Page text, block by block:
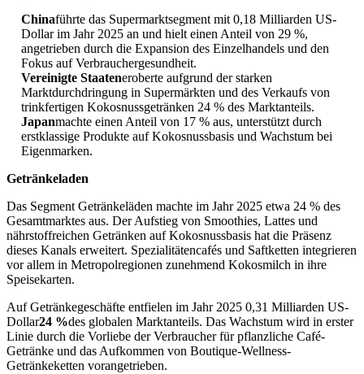
Chinaführte das Supermarktsegment mit 0,18 Milliarden US-
Dollar im Jahr 2025 an und hielt einen Anteil von 29 %,
angetrieben durch die Expansion des Einzelhandels und den
Fokus auf Verbrauchergesundheit.
Vereinigte Staateneroberte aufgrund der starken
Marktdurchdringung in Supermärkten und des Verkaufs von
trinkfertigen Kokosnussgetränken 24 % des Marktanteils.
Japanmachte einen Anteil von 17 % aus, unterstützt durch
erstklassige Produkte auf Kokosnussbasis und Wachstum bei
Eigenmarken.
Getränkeladen
Das Segment Getränkeläden machte im Jahr 2025 etwa 24 % des
Gesamtmarktes aus. Der Aufstieg von Smoothies, Lattes und
nährstoffreichen Getränken auf Kokosnussbasis hat die Präsenz
dieses Kanals erweitert. Spezialitätencafés und Saftketten integrieren
vor allem in Metropolregionen zunehmend Kokosmilch in ihre
Speisekarten.
Auf Getränkegeschäfte entfielen im Jahr 2025 0,31 Milliarden US-
Dollar24 %des globalen Marktanteils. Das Wachstum wird in erster
Linie durch die Vorliebe der Verbraucher für pflanzliche Café-
Getränke und das Aufkommen von Boutique-Wellness-
Getränkeketten vorangetrieben.